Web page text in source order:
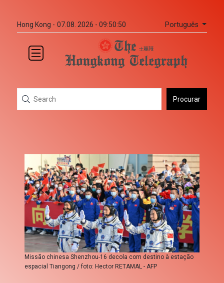
Hong Kong - 07.08. 2026 - 09:50:50 Português
Procurar
Missão chinesa Shenzhou-16 decola com destino à estação
espacial Tiangong / foto: Hector RETAMAL - AFP